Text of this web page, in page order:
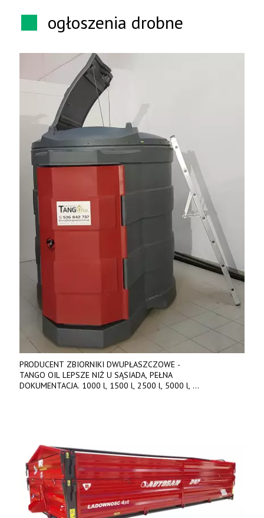
ogłoszenia drobne
PRODUCENT ZBIORNIKI DWUPŁASZCZOWE -
TANGO OIL LEPSZE NIŻ U SĄSIADA, PEŁNA
DOKUMENTACJA. 1000 l, 1500 l, 2500 l, 5000 l,